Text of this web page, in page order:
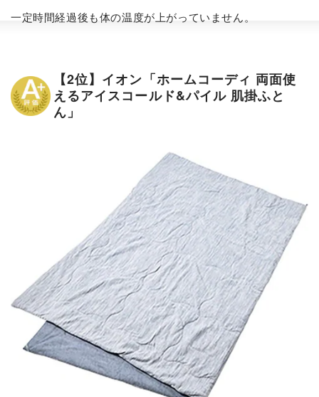
一定時間経過後も体の温度が上がっていません。
【2位】イオン「ホームコーディ 両面使
えるアイスコールド&パイル 肌掛ふと
ん」